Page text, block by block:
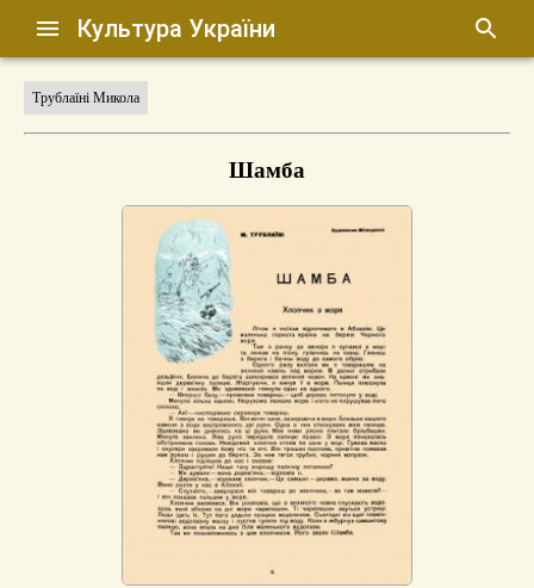
Культура України
Трублаїні Микола
Шамба